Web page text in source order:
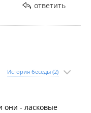
ответить
История беседы (2)
они - ласковые